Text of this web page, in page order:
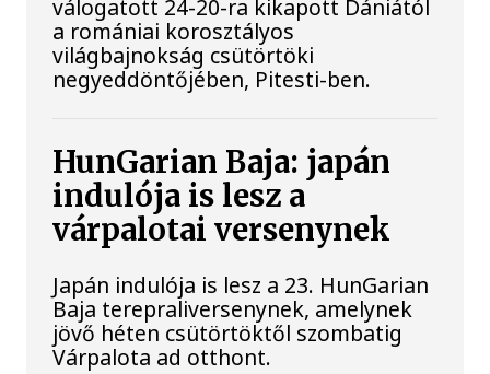
válogatott 24-20-ra kikapott Dániától
a romániai korosztályos
világbajnokság csütörtöki
negyeddöntőjében, Pitesti-ben.
HunGarian Baja: japán
indulója is lesz a
várpalotai versenynek
Japán indulója is lesz a 23. HunGarian
Baja terepraliversenynek, amelynek
jövő héten csütörtöktől szombatig
Várpalota ad otthont.